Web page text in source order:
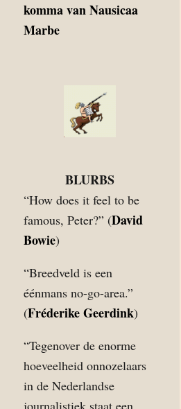
komma van Nausicaa
Marbe
BLURBS
“How does it feel to be
famous, Peter?” (David
Bowie)
“Breedveld is een
éénmans no-go-area.”
(Fréderike Geerdink)
“Tegenover de enorme
hoeveelheid onnozelaars
in de Nederlandse
journalistiek staat een